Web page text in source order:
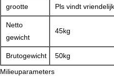
grootte Pls vindt
Netto
gewicht
45kg
Brutogewicht
50kg
Milieuparameters